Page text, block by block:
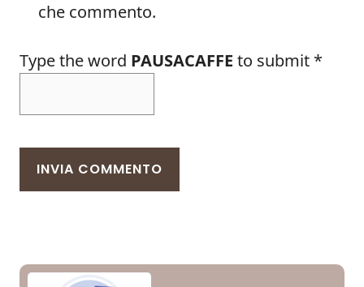
che commento.
Type the word PAUSACAFFE to submit *